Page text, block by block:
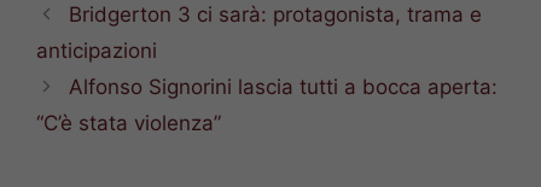
Bridgerton 3 ci sarà: protagonista, trama e
anticipazioni
Alfonso Signorini lascia tutti a bocca aperta:
“C’è stata violenza”